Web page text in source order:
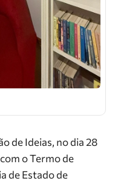
de Ideias, no dia 28
o Termo de
de Estado de